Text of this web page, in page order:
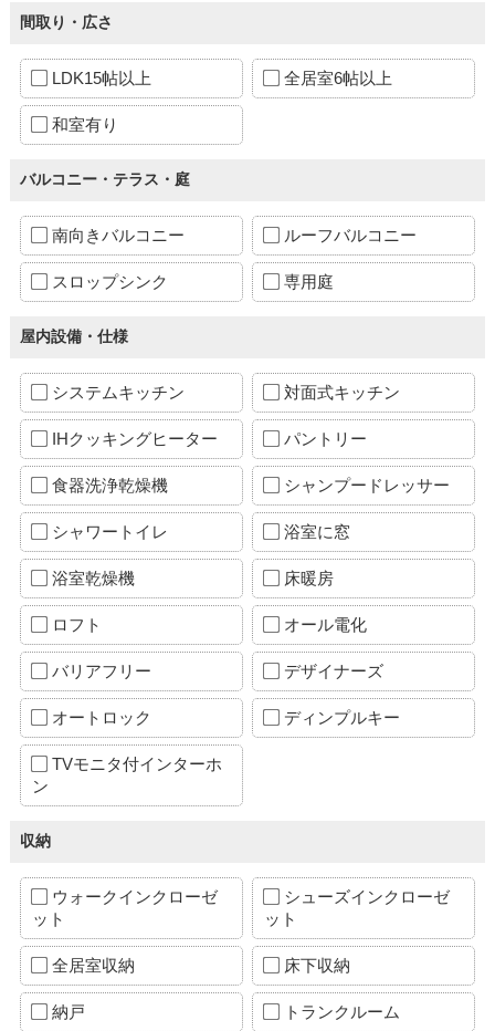
間取り・広さ
LDK15帖以上 全居室6帖以上
和室有り
バルコニー・テラス・庭
南向きバルコニー ルーフバルコニー
スロップシンク 専用庭
屋内設備・仕様
システムキッチン 対面式キッチン
IHクッキングヒーター パントリー
食器洗浄乾燥機 シャンプードレッサー
シャワートイレ 浴室に窓
浴室乾燥機 床暖房
ロフト オール電化
バリアフリー デザイナーズ
オートロック ディンプルキー
TVモニタ付インターホ
ン
収納
ウォークインクローゼ
ット
シューズインクローゼ
ット
全居室収納 床下収納
納戸 トランクルーム